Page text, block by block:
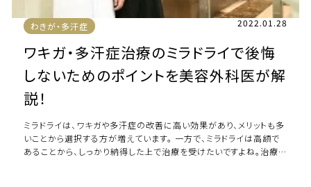
わきが・多汗症 2022.01.28
ワキガ・多汗症治療のミラドライで後悔
しないためのポイントを美容外科医が解
説！
ミラドライは、ワキガや多汗症の改善に高い効果があり、メリットも多
いことから選択する方が増えています。 一方で、ミラドライは高額で
あることから、しっかり納得した上で治療を受けたいですよね。治療